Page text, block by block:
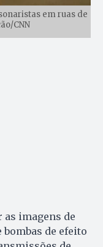
em ruas de
CNN
as imagens de
de efeito